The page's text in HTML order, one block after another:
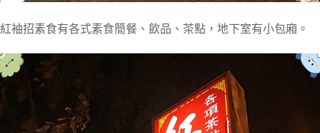
紅袖招素食有各式素食簡餐、飲品、茶點，地下室有小包廂。